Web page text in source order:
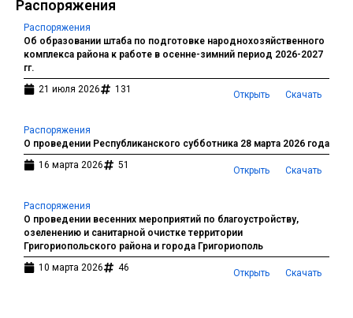
Распоряжения
Распоряжения
Об образовании штаба по подготовке народнохозяйственного
комплекса района к работе в осенне-зимний период 2026-2027
гг.
21 июля 2026
131 Открыть Скачать
Распоряжения
О проведении Республиканского субботника 28 марта 2026 года
16 марта 2026
51 Открыть Скачать
Распоряжения
О проведении весенних мероприятий по благоустройству,
озеленению и санитарной очистке территории
Григориопольского района и города Григориополь
10 марта 2026
46 Открыть Скачать